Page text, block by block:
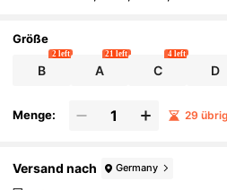
ktes Geschenk für Sportfans und
Größe
B
2 left
A
21 left
C
4 left
D
Menge: 29 übrig
Versand nach Germany